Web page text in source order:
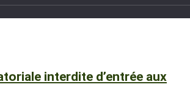
interdite d’entrée aux